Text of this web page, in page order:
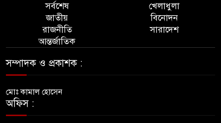
সর্বশেষ
জাতীয়
রাজনীতি
আন্তর্জাতিক
খেলাধুলা
বিনোদন
সারাদেশ
সম্পাদক ও প্রকাশক :
মোঃ কামাল হোসেন
অফিস :